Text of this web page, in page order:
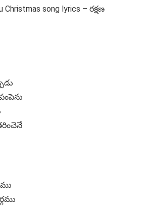
Christmas song lyrics – రక్షణ